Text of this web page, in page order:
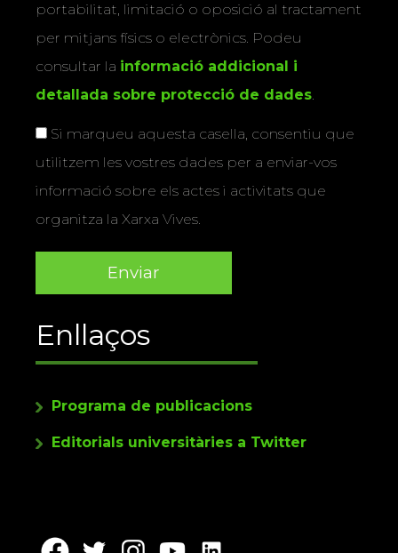
portabilitat, limitació o oposició al tractament
per mitjans físics o electrònics. Podeu
consultar la informació addicional i
detallada sobre protecció de dades.
Si marqueu aquesta casella, consentiu que
utilitzem les vostres dades per a enviar-vos
informació sobre els actes i activitats que
organitza la Xarxa Vives.
Enllaços
Programa de publicacions
Editorials universitàries a Twitter